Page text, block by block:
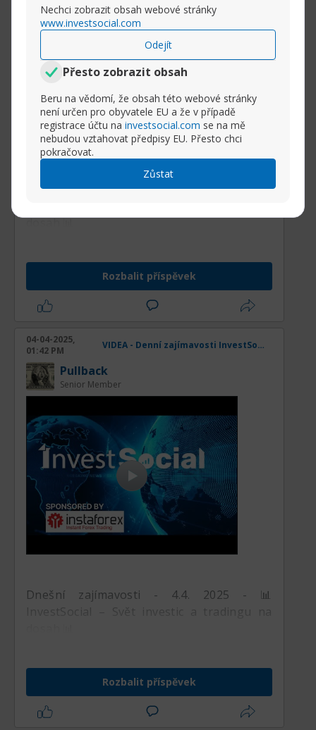
Nechci zobrazit obsah webové stránky
www.investsocial.com
Odejít
Přesto zobrazit obsah
Beru na vědomí, že obsah této webové stránky
není určen pro obyvatele EU a že v případě
registrace účtu na investsocial.com se na mě
nebudou vztahovat předpisy EU. Přesto chci
pokračovat.
Zůstat
Dnešní zajímavosti - 7.4. 2025 - 📊
dosah 📊
Rozbalit příspěvek
04-04-2025,
01:42 PM
VIDEA - Denní zajímavosti InvestSocial
Pullback
Senior Member
Dnešní zajímavosti - 4.4. 2025 - 📊
InvestSocial – Svět investic a tradingu na
Rozbalit příspěvek